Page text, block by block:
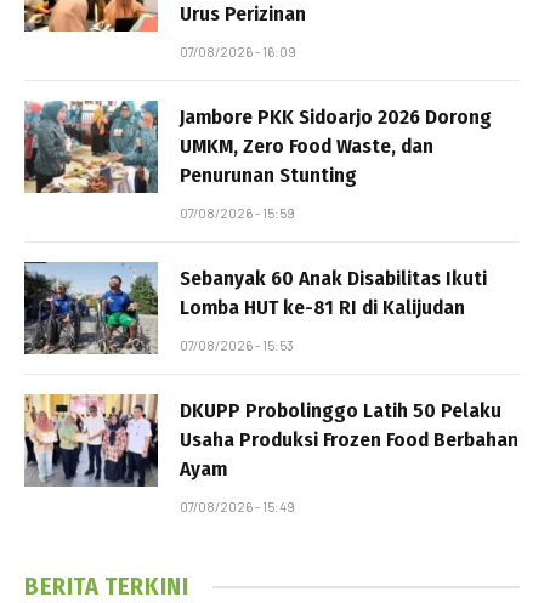
Urus Perizinan
07/08/2026 - 16:09
Jambore PKK Sidoarjo 2026 Dorong
UMKM, Zero Food Waste, dan
Penurunan Stunting
07/08/2026 - 15:59
Sebanyak 60 Anak Disabilitas Ikuti
Lomba HUT ke-81 RI di Kalijudan
07/08/2026 - 15:53
DKUPP Probolinggo Latih 50 Pelaku
Usaha Produksi Frozen Food Berbahan
Ayam
07/08/2026 - 15:49
BERITA TERKINI